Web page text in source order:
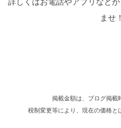
詳しくはお電話やアプリなど
ませ！
掲載金額は、ブログ掲載
税制変更等により、現在の価格と